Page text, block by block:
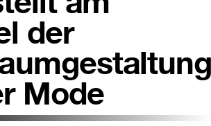
der
Mode